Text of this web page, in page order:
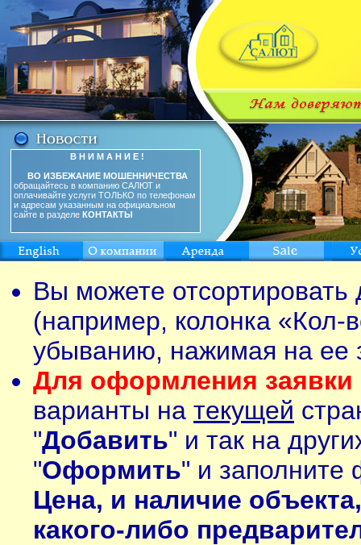
В Н И М А Н И Е !
ВО ИЗБЕЖАНИЕ МОШЕННИЧЕСТВА
обращайтесь в компанию САЛЮТ и
оплачивайте услуги ТОЛЬКО по телефонам
и адресам указанным на официальном
сайте в разделе КОНТАКТЫ
Вы можете
(например, колонка «Кол-
убыванию, нажимая на ее
Для оформления заявки
варианты на текущей
"Добавить" и так на
"Оформить" и заполните
Цена, и наличие
какого-либо